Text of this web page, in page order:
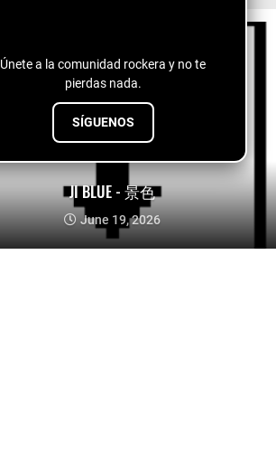
Únete a la comunidad rockera y no te
pierdas nada.
SÍGUENOS
JI BLUE - 景色
June 19, 2026